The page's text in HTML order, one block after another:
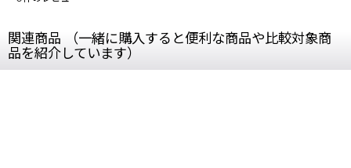
関連商品 （一緒に購入すると便利な商品や比較対象商
品を紹介しています）